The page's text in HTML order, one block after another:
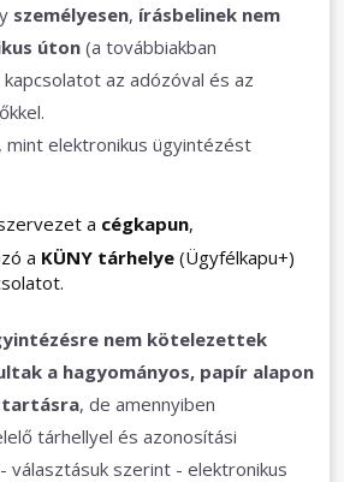
személyesen, írásbelinek nem
úton (a továbbiakban
az adózóval és az
mint elektronikus ügyintézést
a cégkapun,
a KÜNY tárhelye (Ügyfélkapu+)
nem kötelezettek
a hagyományos, papír alapon
, de amennyiben
tárhellyel és azonosítási
választásuk szerint - elektronikus